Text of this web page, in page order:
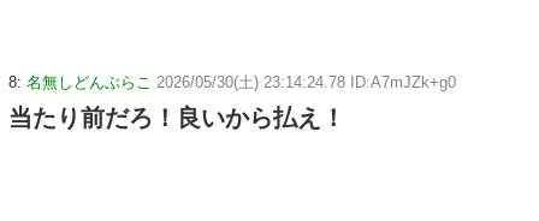
8: 名無しどんぶらこ 2026/05/30(土) 23:14:24.78 ID:A7mJZk+g0
当たり前だろ！良いから払え！